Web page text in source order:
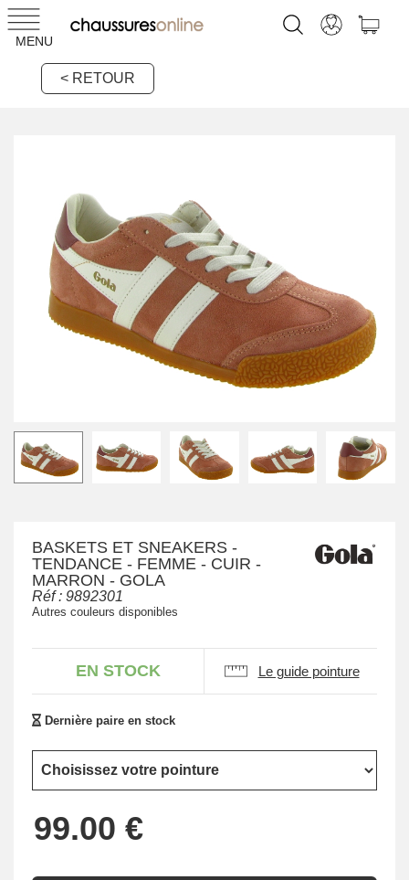
MENU
< RETOUR
BASKETS ET SNEAKERS -
TENDANCE - FEMME - CUIR -
MARRON - GOLA
Réf : 9892301
Autres couleurs disponibles
EN STOCK Le guide pointure
Dernière paire en stock